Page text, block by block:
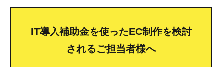
IT導入補助金を使ったEC制作を検討
されるご担当者様へ